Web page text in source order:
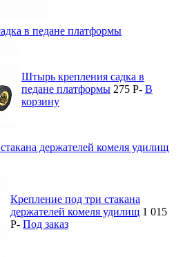
в педане платформы
Штырь крепления садка в
педане платформы 275 P- В
корзину
держателей комеля удилищ
Крепление под три стакана
держателей комеля удилищ 1 015
P- Под заказ